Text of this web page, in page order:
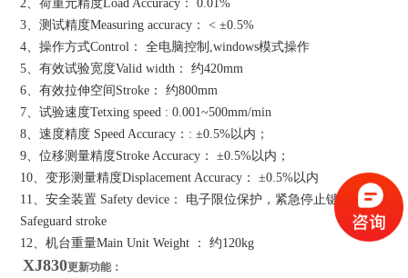
2、荷重元精度Load Accuracy： 0.01%
3、测试精度Measuring accuracy： < ±0.5%
4、操作方式Control： 全电脑控制,windows模式操作
5、有效试验宽度Valid width： 约420mm
6、有效拉伸空间Stroke： 约800mm
7、试验速度Tetxing speed : 0.001~500mm/min
8、速度精度 Speed Accuracy：: ±0.5%以内；
9、位移测量精度Stroke Accuracy： ±0.5%以内；
10、变形测量精度Displacement Accuracy： ±0.5%以内
11、安全装置 Safety device： 电子限位保护，紧急停止键
Safeguard stroke
12、机台重量Main Unit Weight ： 约120kg
XJ830更新功能：